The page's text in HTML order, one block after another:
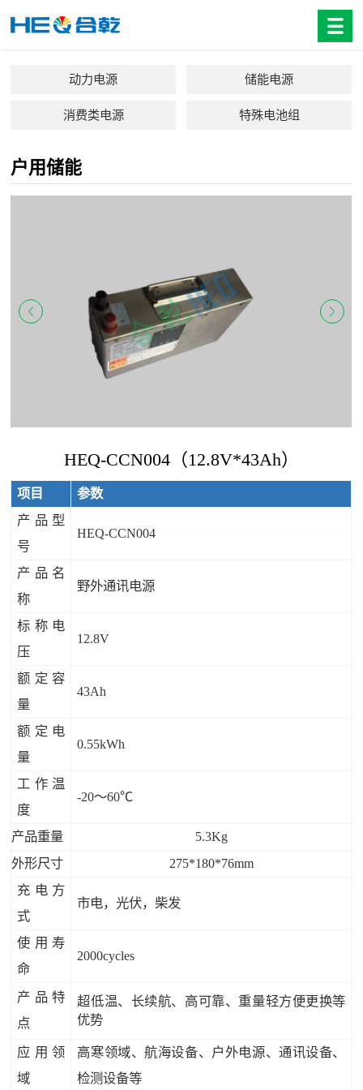
动力电源 储能电源
消费类电源 特殊电池组
户用储能
HEQ-CCN004（12.8V*43Ah）
项目
参数
产品型
号
HEQ-CCN004
产品名
称
野外通讯电源
标称电
压
12.8V
额定容
量
43Ah
额定电
量
0.55kWh
工作温
度
-20～60℃
产品重量
5.3Kg
外形尺寸
275*180*76mm
充电方
式
市电，光伏，柴发
使用寿
命
2000cycles
产品特
点
超低温、长续航、高可靠、重量轻方便更换等
优势
应用领
域
高寒领域、航海设备、户外电源、通讯设备、
检测设备等